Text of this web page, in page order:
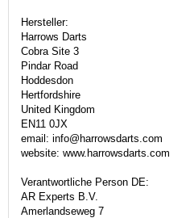
Hersteller:
Harrows Darts
Cobra Site 3
Pindar Road
Hoddesdon
Hertfordshire
United Kingdom
EN11 0JX
email: info@harrowsdarts.com
website: www.harrowsdarts.com
Verantwortliche Person DE:
AR Experts B.V.
Amerlandseweg 7